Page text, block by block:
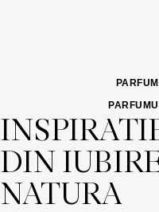
DIN
NATURA